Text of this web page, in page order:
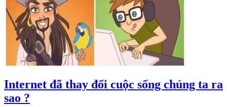
Internet đã thay đổi cuộc sống chúng ta ra
sao ?